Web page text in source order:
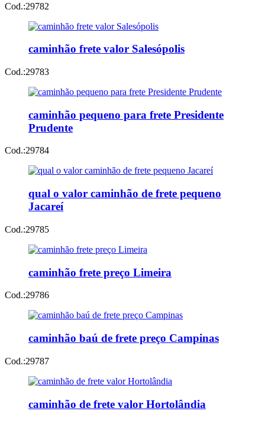
Cod.:29782
caminhão frete valor Salesópolis
Cod.:29783
caminhão pequeno para frete Presidente
Prudente
Cod.:29784
qual o valor caminhão de frete pequeno
Jacareí
Cod.:29785
caminhão frete preço Limeira
Cod.:29786
caminhão baú de frete preço Campinas
Cod.:29787
caminhão de frete valor Hortolândia